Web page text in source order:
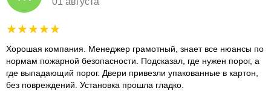
Хорошая компания. Менеджер грамотный, знает все нюансы по
нормам пожарной безопасности. Подсказал, где нужен порог, а
где выпадающий порог. Двери привезли упакованные в картон,
без повреждений. Установка прошла гладко.